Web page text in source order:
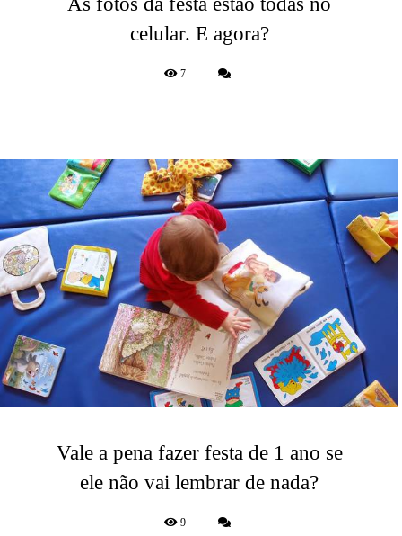
celular. E agora?
7
Vale a pena fazer festa de 1 ano se
ele não vai lembrar de nada?
9